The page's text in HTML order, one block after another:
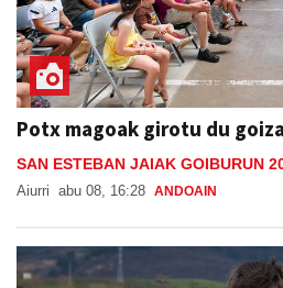
Potx magoak girotu du goiza
SAN ESTEBAN JAIAK GOIBURUN
Aiurri abu 08, 16:28 ANDOAIN